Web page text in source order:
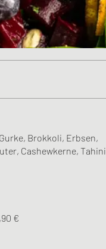
Brokkoli, Erbsen,
Cashewkerne, Tahini
€